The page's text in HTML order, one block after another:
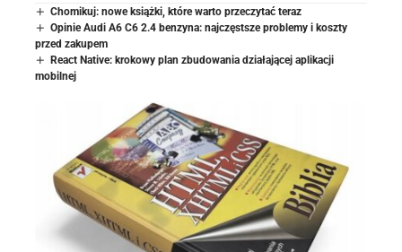
Chomikuj: nowe książki, które warto przeczytać teraz
Opinie Audi A6 C6 2.4 benzyna: najczęstsze problemy i koszty
przed zakupem
React Native: krokowy plan zbudowania działającej aplikacji
mobilnej